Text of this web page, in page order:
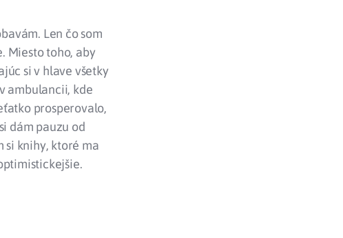
Len čo som
Miesto toho, aby
si v hlave všetky
ambulancii, kde
prosperovalo,
dám pauzu od
si knihy, ktoré ma